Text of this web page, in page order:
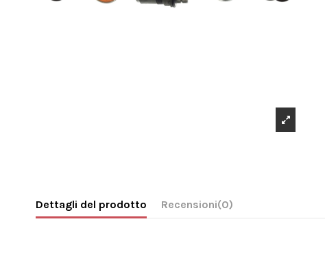
Dettagli del prodotto Recensioni(0)